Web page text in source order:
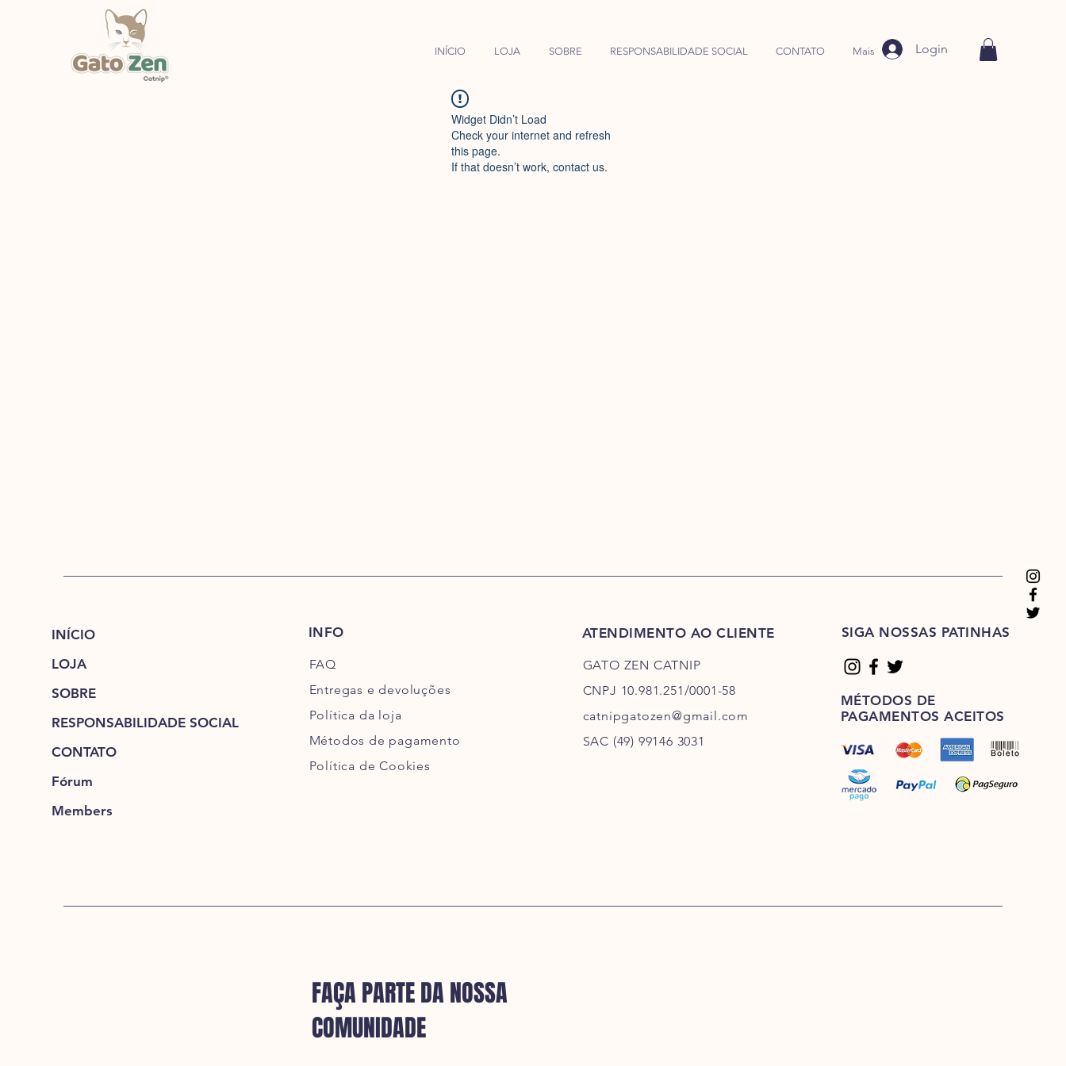
INÍCIO LOJA SOBRE RESPONSABILIDADE SOCIAL CONTATO Mais Login
Widget Didn’t Load
Check your internet and refresh
this page.
If that doesn’t work, contact us.
INÍCIO
LOJA
SOBRE
RESPONSABILIDADE SOCIAL
CONTATO
Fórum
Members
INFO
FAQ
Entregas e devoluções
Política da loja
Métodos de pagamento
Política de Cookies
ATENDIMENTO AO CLIENTE
GATO ZEN CATNIP
CNPJ 10.981.251/0001-58
catnipgatozen@gmail.com
SAC (49) 99146 3031
SIGA NOSSAS PATINHAS
MÉTODOS DE
PAGAMENTOS ACEITOS
FAÇA PARTE DA NOSSA
COMUNIDADE